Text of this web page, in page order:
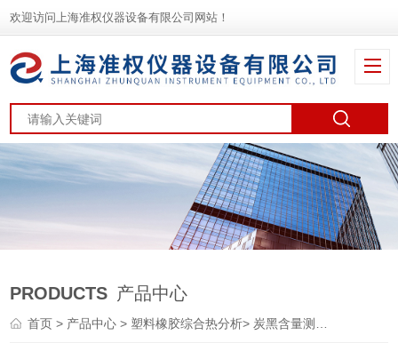
欢迎访问上海准权仪器设备有限公司网站！
PRODUCTS 产品中心
首页> 产品中心> 塑料橡胶综合热分析>炭黑含量测试仪